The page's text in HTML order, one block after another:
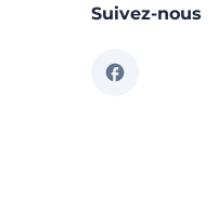
Suivez-nous